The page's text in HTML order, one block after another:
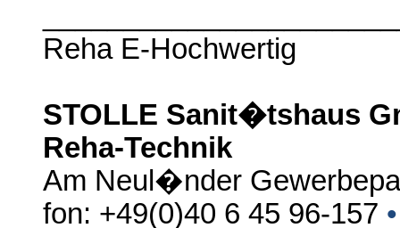
Reha E-Hochwertig
STOLLE Sanit�tshaus
Reha-Technik
Am Neul�nder
fon: +49(0)40 6 45 96-157 •